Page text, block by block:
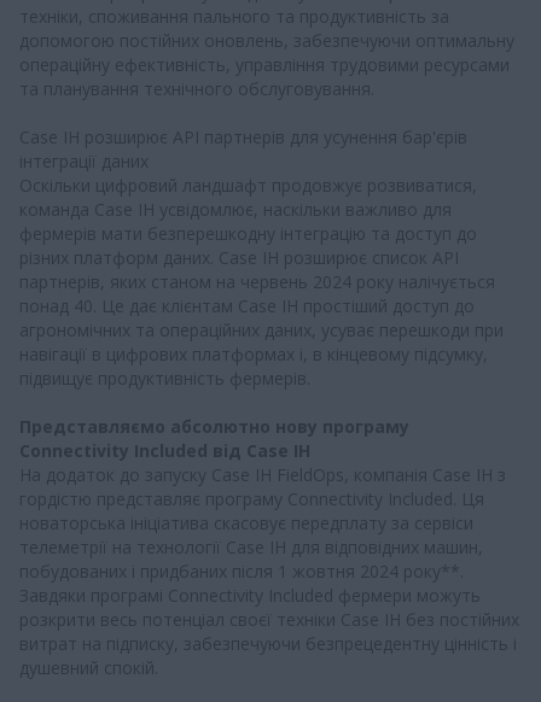
техніки, споживання пального та продуктивність за
допомогою постійних оновлень, забезпечуючи оптимальну
операційну ефективність, управління трудовими ресурсами
та планування технічного обслуговування.
Case IH розширює API партнерів для усунення бар'єрів
інтеграції даних
Оскільки цифровий ландшафт продовжує розвиватися,
команда Case IH усвідомлює, наскільки важливо для
фермерів мати безперешкодну інтеграцію та доступ до
різних платформ даних. Case IH розширює список API
партнерів, яких станом на червень 2024 року налічується
понад 40. Це дає клієнтам Case IH простіший доступ до
агрономічних та операційних даних, усуває перешкоди при
навігації в цифрових платформах і, в кінцевому підсумку,
підвищує продуктивність фермерів.
Представляємо абсолютно нову програму
Connectivity Included від Case IH
На додаток до запуску Case IH FieldOps, компанія Case IH з
гордістю представляє програму Connectivity Included. Ця
новаторська ініціатива скасовує передплату за сервіси
телеметрії на технології Case IH для відповідних машин,
побудованих і придбаних після 1 жовтня 2024 року**.
Завдяки програмі Connectivity Included фермери можуть
розкрити весь потенціал своєї техніки Case IH без постійних
витрат на підписку, забезпечуючи безпрецедентну цінність і
душевний спокій.